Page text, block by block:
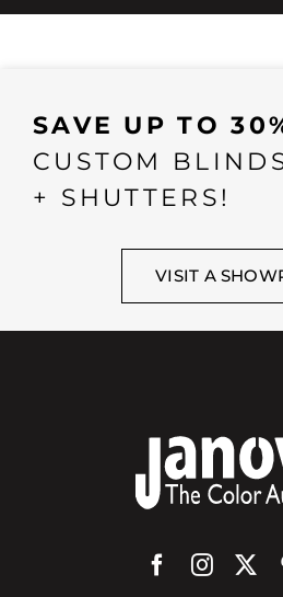
SAVE UP TO
CUSTOM
+ SHUTTERS!
VISIT A